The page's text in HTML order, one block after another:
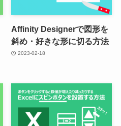
Affinity Designerで図形を
斜め・好きな形に切る方法
2023-02-18